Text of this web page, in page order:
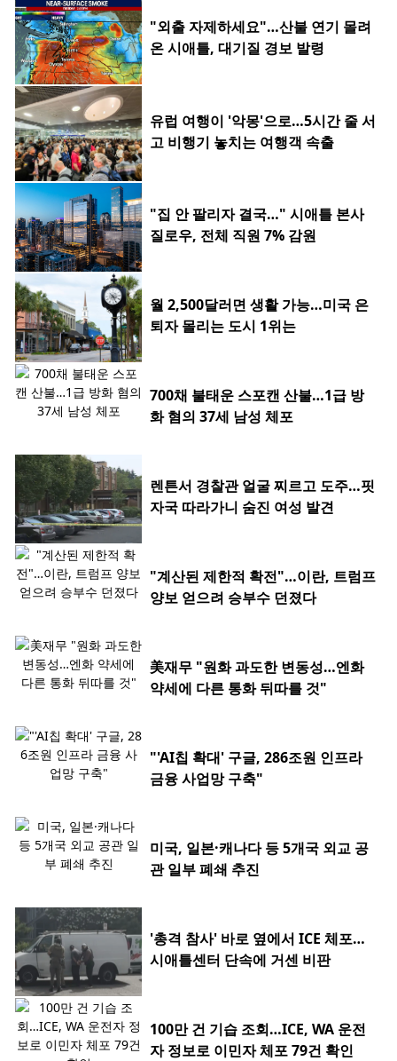
"외출 자제하세요"…산불 연기 몰려
온 시애틀, 대기질 경보 발령
유럽 여행이 '악몽'으로…5시간 줄 서
고 비행기 놓치는 여행객 속출
"집 안 팔리자 결국…" 시애틀 본사
질로우, 전체 직원 7% 감원
월 2,500달러면 생활 가능…미국 은
퇴자 몰리는 도시 1위는
700채 불태운 스포캔 산불…1급 방
화 혐의 37세 남성 체포
렌튼서 경찰관 얼굴 찌르고 도주…핏
자국 따라가니 숨진 여성 발견
"계산된 제한적 확전"…이란, 트럼프
양보 얻으려 승부수 던졌다
美재무 "원화 과도한 변동성…엔화
약세에 다른 통화 뒤따를 것"
"'AI칩 확대' 구글, 286조원 인프라
금융 사업망 구축"
미국, 일본·캐나다 등 5개국 외교 공
관 일부 폐쇄 추진
'총격 참사' 바로 옆에서 ICE 체포…
시애틀센터 단속에 거센 비판
100만 건 기습 조회…ICE, WA 운전
자 정보로 이민자 체포 79건 확인